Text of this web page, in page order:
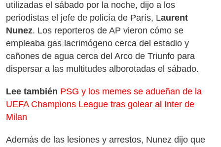
utilizadas el sábado por la noche, dijo a los
periodistas el jefe de policía de París, Laurent
Nunez. Los reporteros de AP vieron cómo se
empleaba gas lacrimógeno cerca del estadio y
cañones de agua cerca del Arco de Triunfo para
dispersar a las multitudes alborotadas el sábado.
Lee también PSG y los memes se adueñan de la
UEFA Champions League tras golear al Inter de
Milan
Además de las lesiones y arrestos, Nunez dijo que